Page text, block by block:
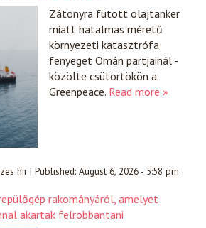
Zátonyra futott olajtanker
miatt hatalmas méretű
környezeti katasztrófa
fenyeget Omán partjainál -
közölte csütörtökön a
Greenpeace. Read more »
hír|Published:August 6, 2026 - 5:58 pm
rakományáról, amelyet
akartak felrobbantani